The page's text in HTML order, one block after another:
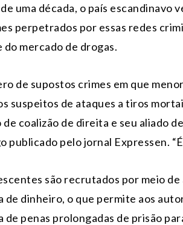
de uma década, o país
perpetrados por essas redes
mercado de drogas.
de supostos crimes em que
suspeitos de ataques a tiros
coalizão de direita e seu aliado
publicado pelo jornal Expressen.
são recrutados por meio
de dinheiro, o que permite aos
de penas prolongadas de prisão